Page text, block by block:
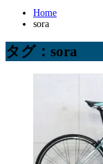
Home
sora
タグ：sora